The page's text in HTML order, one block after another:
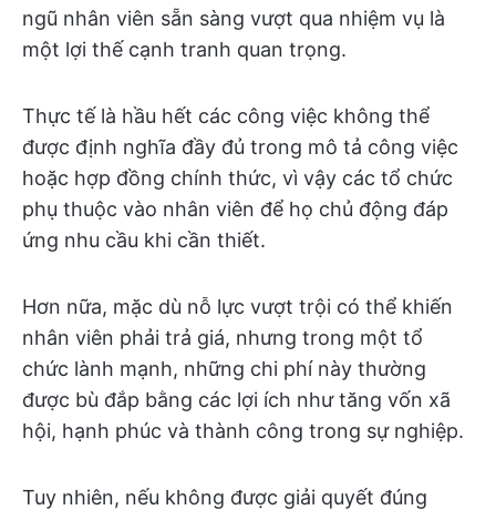
ngũ nhân viên sẵn sàng vượt qua nhiệm vụ là
một lợi thế cạnh tranh quan trọng.
Thực tế là hầu hết các công việc không thể
được định nghĩa đầy đủ trong mô tả công việc
hoặc hợp đồng chính thức, vì vậy các tổ chức
phụ thuộc vào nhân viên để họ chủ động đáp
ứng nhu cầu khi cần thiết.
Hơn nữa, mặc dù nỗ lực vượt trội có thể khiến
nhân viên phải trả giá, nhưng trong một tổ
chức lành mạnh, những chi phí này thường
được bù đắp bằng các lợi ích như tăng vốn xã
hội, hạnh phúc và thành công trong sự nghiệp.
Tuy nhiên, nếu không được giải quyết đúng